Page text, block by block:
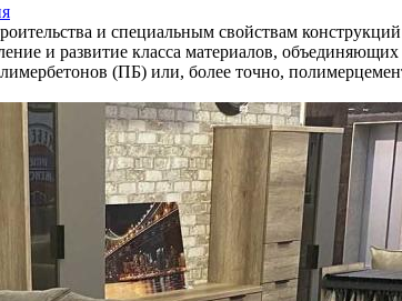
и специальным свойствам
и развитие класса материалов,
(ПБ) или, более точно,